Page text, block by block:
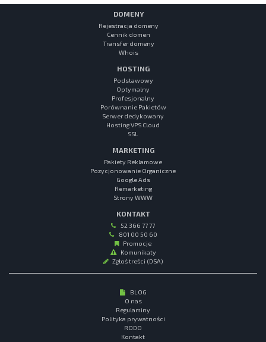
DOMENY
Rejestracja domeny
Cennik domen
Transfer domeny
Whois
HOSTING
Podstawowy
Optymalny
Profesjonalny
Porównanie Pakietów
Serwer dedykowany
Hosting VPS Cloud
SSL
MARKETING
Pakiety Reklamowe
Pozycjonowanie Organiczne
Google Ads
Remarketing
Strony WWW
KONTAKT
52 366 77 77
801 00 50 60
Promocje
Komunikaty
Zgłoś treści (DSA)
BLOG
O nas
Regulaminy
Polityka prywatności
RODO
Kontakt